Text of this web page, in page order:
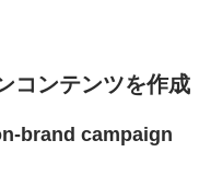
コンテンツを作成
brand campaign